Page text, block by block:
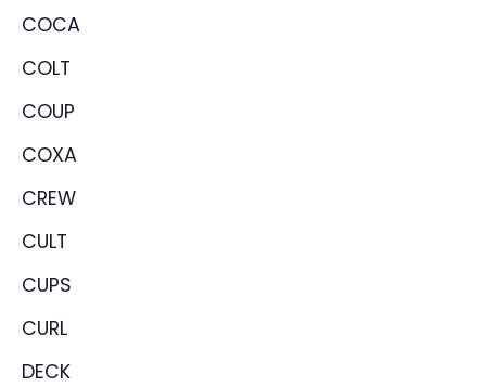
COCA
COLT
COUP
COXA
CREW
CULT
CUPS
CURL
DECK